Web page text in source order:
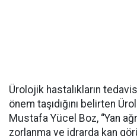
Ürolojik hastalıkların
önem taşıdığını belirten
Mustafa Yücel Boz, “Yan
zorlanma ve idrarda kan